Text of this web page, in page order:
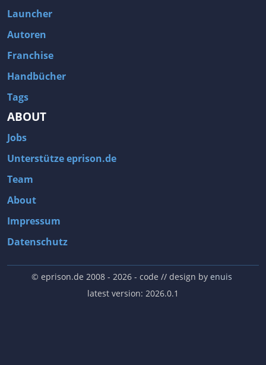
Launcher
Autoren
Franchise
Handbücher
Tags
ABOUT
Jobs
Unterstütze eprison.de
Team
About
Impressum
Datenschutz
© eprison.de 2008 - 2026- code // design by enuis
latest version: 2026.0.1